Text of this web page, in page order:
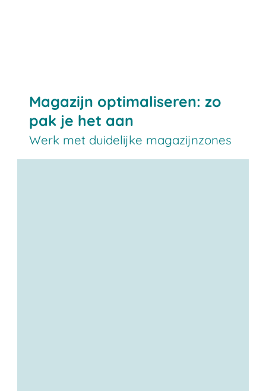
Magazijn optimaliseren: zo
pak je het aan
Werk met duidelijke magazijnzones